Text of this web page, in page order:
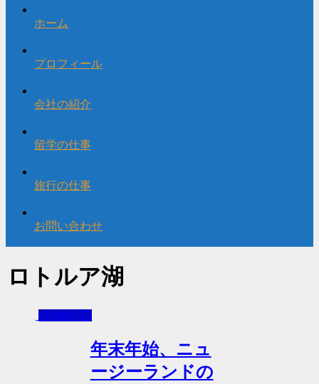
ホーム
プロフィール
会社の紹介
留学の仕事
旅行の仕事
お問い合わせ
ロトルア湖
-NZ旅行記
年末年始、ニュ
ージーランドの